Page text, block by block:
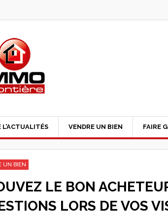
VENDRE UN BIEN FAIRE
UN BIEN
LE BON
LORS DE VOS